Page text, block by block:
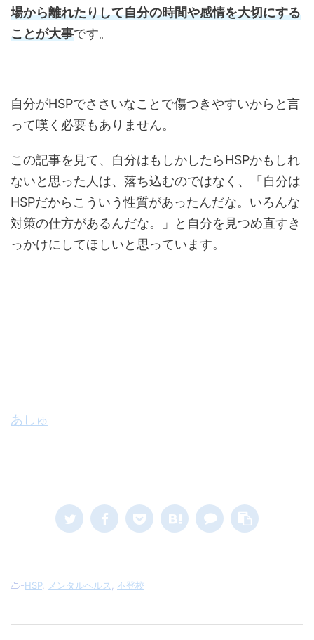
場から離れたりして自分の時間や感情を大切にする
ことが大事です。
自分がHSPでささいなことで傷つきやすいからと言
って嘆く必要もありません。
この記事を見て、自分はもしかしたらHSPかもしれ
ないと思った人は、落ち込むのではなく、「自分は
HSPだからこういう性質があったんだな。いろんな
対策の仕方があるんだな。」と自分を見つめ直すき
っかけにしてほしいと思っています。
あしゅ
-HSP, メンタルヘルス 不登校